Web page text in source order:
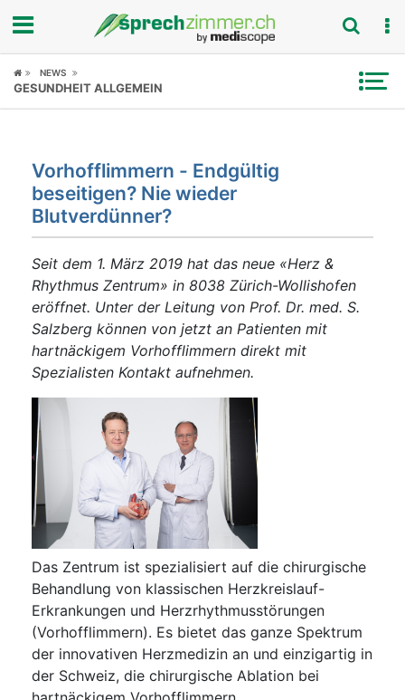
Fokus
Symptome
Untersuchungen
Ratgeber
Rubriken
NEWS
GESUNDHEIT ALLGEMEIN
Vorhofflimmern - Endgültig
beseitigen? Nie wieder
Blutverdünner?
Seit dem 1. März 2019 hat das neue «Herz &
Rhythmus Zentrum» in 8038 Zürich-Wollishofen
eröffnet. Unter der Leitung von Prof. Dr. med. S.
Salzberg können von jetzt an Patienten mit
hartnäckigem Vorhofflimmern direkt mit
Spezialisten Kontakt aufnehmen.
Das Zentrum ist spezialisiert auf die chirurgische
Behandlung von klassischen Herzkreislauf-
Erkrankungen und Herzrhythmusstörungen
(Vorhofflimmern). Es bietet das ganze Spektrum
der innovativen Herzmedizin an und einzigartig in
der Schweiz, die chirurgische Ablation bei